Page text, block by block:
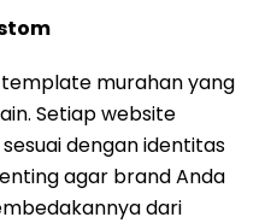
murahan yang
Setiap website
dengan identitas
agar brand Anda
dari